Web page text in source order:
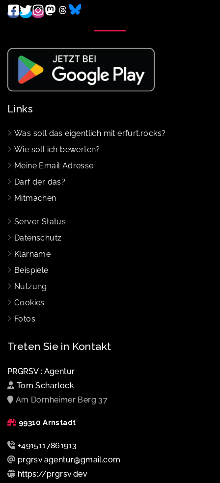
Links
Was soll das eigentlich mit erfurt.rocks?
Wie soll ich bewerten?
Meine Email Adresse
Darf der das?
Mitmachen
Server Status
Datenschutz
Klarname
Beispiele
Nutzung
Cookies
Fotos
Treten Sie in Kontakt
PRGRSV ::Agentur
Tom Scharlock
Am Dornheimer Berg 37
99310 Arnstadt
+4915117861913
prgrsv.agentur@gmail.com
https://prgrsv.dev